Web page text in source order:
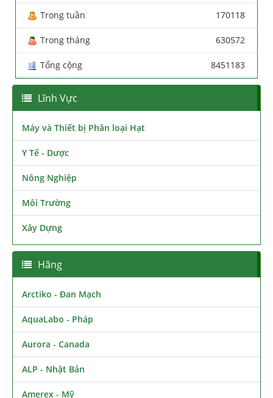
Trong tuần 170118
Trong tháng 630572
Tổng cộng 8451183
Lĩnh Vực
Máy và Thiết bị Phân loại Hạt
Y Tế - Dược
Nông Nghiệp
Môi Trường
Xây Dựng
Hãng
Arctiko - Đan Mạch
AquaLabo - Pháp
Aurora - Canada
ALP - Nhật Bản
Amerex - Mỹ